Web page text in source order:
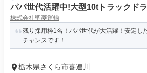
パパ世代活躍中!大型10tトラックド
株式会社聖菱運輸
残り採用枠1名！パパ世代が大活躍！安定し
チャンスです！
栃木県さくら市喜連川